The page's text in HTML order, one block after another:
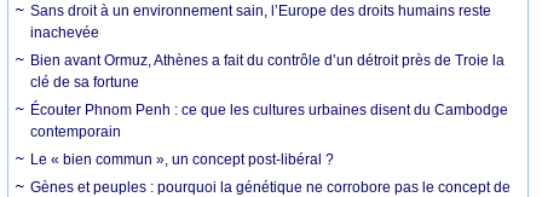
Sans droit à un environnement sain, l’Europe des droits humains reste
inachevée
Bien avant Ormuz, Athènes a fait du contrôle d’un détroit près de Troie la
clé de sa fortune
Écouter Phnom Penh : ce que les cultures urbaines disent du Cambodge
contemporain
Le « bien commun », un concept post-libéral ?
Gènes et peuples : pourquoi la génétique ne corrobore pas le concept de